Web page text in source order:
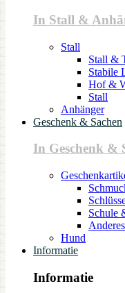
In Stall &
Stall
Stall &
Stabile
Hof &
Stall
Anhänger
Geschenk & Sachen
In Geschenk &
Schule
Hund
Informatie
Informatie